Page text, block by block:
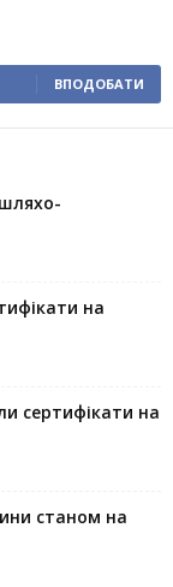
ВПОДОБАТИ
на
сертифікати на
станом на